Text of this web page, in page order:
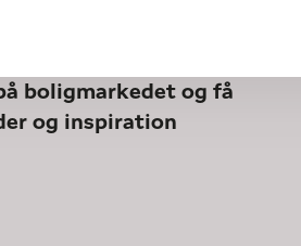
boligmarkedet og få
og inspiration